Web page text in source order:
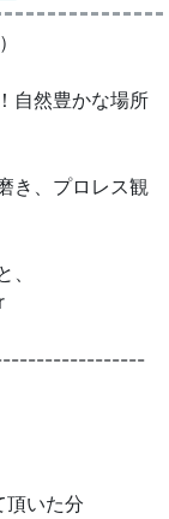
自然豊かな場所
き、プロレス観
頂いた分